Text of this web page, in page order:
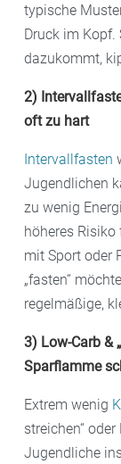
typische
Druck im Kopf.
dazukommt,
2)
oft zu hart
Intervallfasten
Jugendlichen
zu wenig
höheres
mit Sport oder
„fasten“
regelmäßige,
3) Low-Carb &
Sparflamme
Extrem wenig
streichen“
Jugendliche